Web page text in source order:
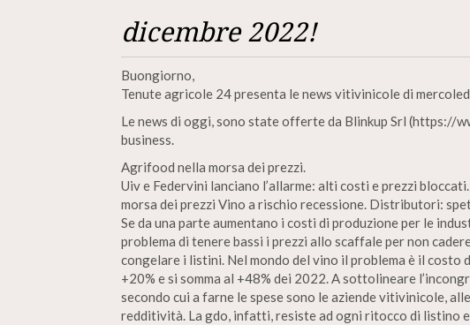
dicembre 2022!
Buongiorno,
Tenute agricole 24 presenta le news vitivinicole di
Le news di oggi, sono state offerte da Blinkup Srl (https://
business.
Agrifood nella morsa dei prezzi.
Uiv e Federvini lanciano l’allarme: alti costi e prezzi
morsa dei prezzi Vino a rischio recessione. Distributori:
Se da una parte aumentano i costi di produzione per le
problema di tenere bassi i prezzi allo scaffale per non
congelare i listini. Nel mondo del vino il problema è il
+20% e si somma al +48% dei 2022. A sottolineare
secondo cui a farne le spese sono le aziende vitivinicole,
redditività. La gdo, infatti, resiste ad ogni ritocco di listino